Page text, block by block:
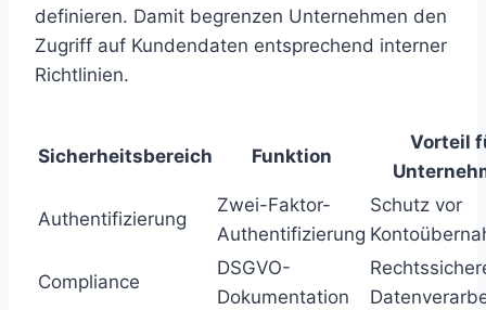
definieren. Damit begrenzen Unternehmen den
Zugriff auf Kundendaten entsprechend interner
Richtlinien.
Sicherheitsbereich Funktion
Vorteil
Authentifizierung
Zwei-Faktor-
Authentifizierung
Schutz vor
Compliance
DSGVO-
Dokumentation